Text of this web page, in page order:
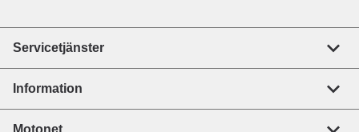
Servicetjänster
Information
Motonet